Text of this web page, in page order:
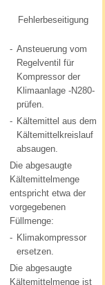
Fehlerbeseitigung
- Ansteuerung vom
Regelventil für
Kompressor der
Klimaanlage -N280-
prüfen.
- Kältemittel aus dem
Kältemittelkreislauf
absaugen.
Die abgesaugte
Kältemittelmenge
entspricht etwa der
vorgegebenen
Füllmenge:
- Klimakompressor
ersetzen.
Die abgesaugte
Kältemittelmenge ist